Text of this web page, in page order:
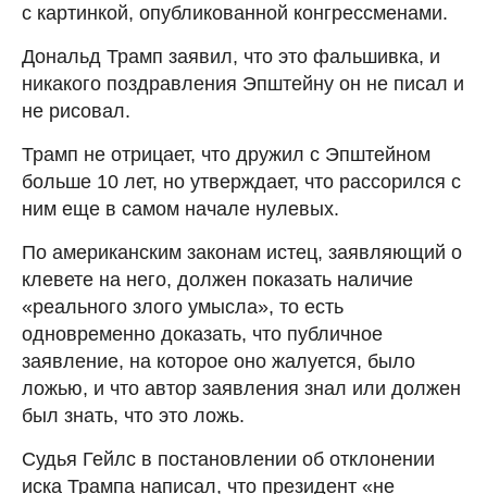
с картинкой, опубликованной конгрессменами.
Дональд Трамп заявил, что это фальшивка, и
никакого поздравления Эпштейну он не писал и
не рисовал.
Трамп не отрицает, что дружил с Эпштейном
больше 10 лет, но утверждает, что рассорился с
ним еще в самом начале нулевых.
По американским законам истец, заявляющий о
клевете на него, должен показать наличие
«реального злого умысла», то есть
одновременно доказать, что публичное
заявление, на которое оно жалуется, было
ложью, и что автор заявления знал или должен
был знать, что это ложь.
Судья Гейлс в постановлении об отклонении
иска Трампа написал, что президент «не